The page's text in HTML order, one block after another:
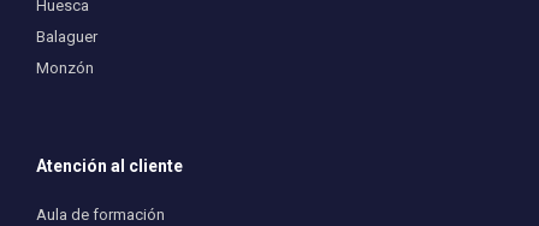
Huesca
Balaguer
Monzón
Atención al cliente
Aula de formación